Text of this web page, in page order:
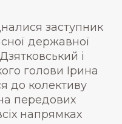
заступник
державної
і
голови Ірина
до колективу
передових
напрямках